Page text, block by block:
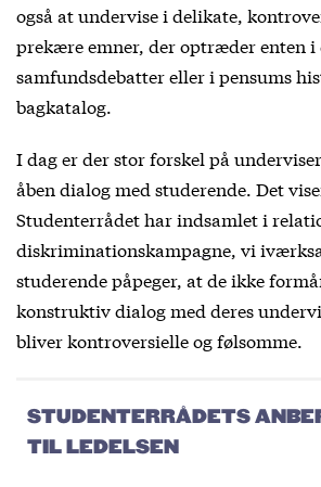
også at undervise i delikate,
prekære emner, der optræder enten i
samfundsdebatter eller i pensums
bagkatalog.
I dag er der stor forskel på
åben dialog med studerende. Det
Studenterrådet har indsamlet i
diskriminationskampagne, vi
studerende påpeger, at de ikke
konstruktiv dialog med deres
bliver kontroversielle og følsomme.
STUDENTERRÅDETS
TIL LEDELSEN